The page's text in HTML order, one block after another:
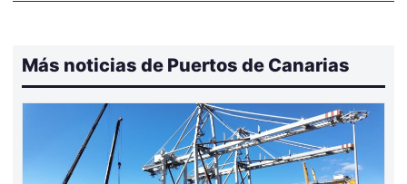
Más noticias de Puertos de Canarias